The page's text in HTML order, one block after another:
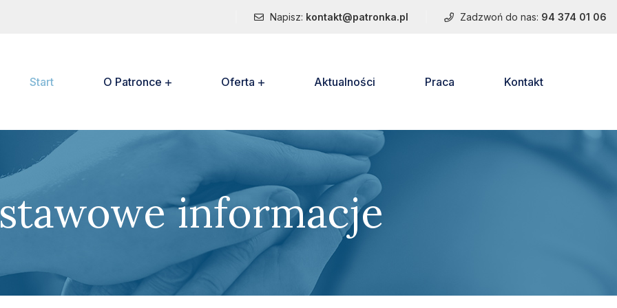
Napisz: kontakt@patronka.pl Zadzwoń do nas: 94 374 01 06
Start O Patronce Oferta Aktualności Praca Kontakt
informacje